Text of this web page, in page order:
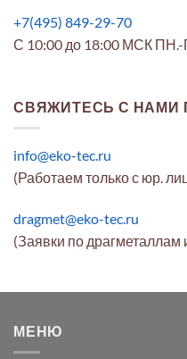
+7(495) 849-29-70
С 10:00 до 18:00 МСК
СВЯЖИТЕСЬ С НАМИ
info@eko-tec.ru
(Работаем только с юр.
dragmet@eko-tec.ru
(Заявки по драгметаллам
МЕНЮ